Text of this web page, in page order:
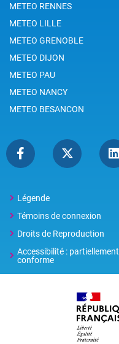
METEO RENNES
METEO LILLE
METEO GRENOBLE
METEO DIJON
METEO PAU
METEO NANCY
METEO BESANCON
Légende
Témoins de connexion
Droits de Reproduction
Accessibilité : partiellement
conforme